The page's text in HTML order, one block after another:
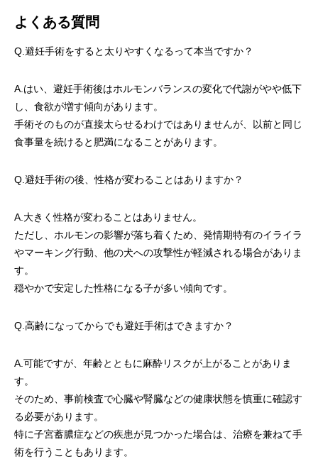
よくある質問
Q.避妊手術をすると太りやすくなるって本当ですか？
A.はい、避妊手術後はホルモンバランスの変化で代謝がやや低下
し、食欲が増す傾向があります。
手術そのものが直接太らせるわけではありませんが、以前と同じ
食事量を続けると肥満になることがあります。
Q.避妊手術の後、性格が変わることはありますか？
A.大きく性格が変わることはありません。
ただし、ホルモンの影響が落ち着くため、発情期特有のイライラ
やマーキング行動、他の犬への攻撃性が軽減される場合がありま
す。
穏やかで安定した性格になる子が多い傾向です。
Q.高齢になってからでも避妊手術はできますか？
A.可能ですが、年齢とともに麻酔リスクが上がることがありま
す。
そのため、事前検査で心臓や腎臓などの健康状態を慎重に確認す
る必要があります。
特に子宮蓄膿症などの疾患が見つかった場合は、治療を兼ねて手
術を行うこともあります。